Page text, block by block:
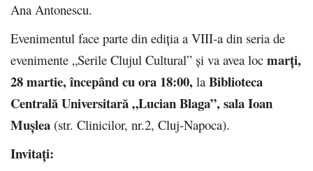
Ana Antonescu.
Evenimentul face parte din ediția a VIII-a din seria de
evenimente „Serile Clujul Cultural” și va avea loc marți,
28 martie, începând cu ora 18:00, la Biblioteca
Centrală Universitară „Lucian Blaga”, sala Ioan
Mușlea (str. Clinicilor, nr.2, Cluj-Napoca).
Invitați: